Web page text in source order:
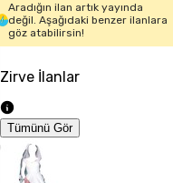
Aradığın ilan artık yayında
değil. Aşağıdaki benzer ilanlara
göz atabilirsin!
Zirve İlanlar
Tümünü Gör